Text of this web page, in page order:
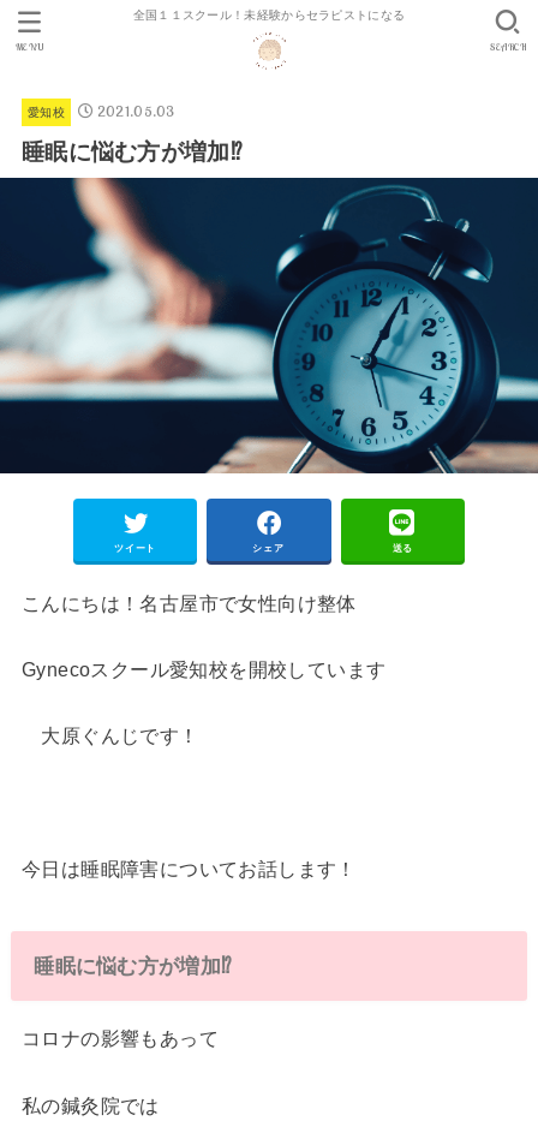
全国１１スクール！未経験からセラピストになる
SEARCH
MENU
愛知校 2021.05.03
睡眠に悩む方が増加⁉
ツイート シェア 送る
こんにちは！名古屋市で女性向け整体
Gynecoスクール愛知校を開校しています
大原ぐんじです！
今日は睡眠障害についてお話します！
睡眠に悩む方が増加⁉
コロナの影響もあって
私の鍼灸院では